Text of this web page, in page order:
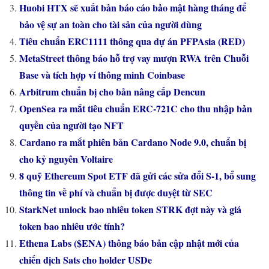
Huobi HTX sẽ xuất bản báo cáo bảo mật hàng tháng để
bảo vệ sự an toàn cho tài sản của người dùng
Tiêu chuẩn ERC1111 thông qua dự án PFPAsia (RED)
MetaStreet thông báo hỗ trợ vay mượn RWA trên Chuỗi
Base và tích hợp ví thông minh Coinbase
Arbitrum chuẩn bị cho bản nâng cấp Dencun
OpenSea ra mắt tiêu chuẩn ERC-721C cho thu nhập bản
quyền của người tạo NFT
Cardano ra mắt phiên bản Cardano Node 9.0, chuẩn bị
cho kỷ nguyên Voltaire
8 quỹ Ethereum Spot ETF đã gửi các sửa đổi S-1, bổ sung
thông tin về phí và chuẩn bị được duyệt từ SEC
StarkNet unlock bao nhiêu token STRK đợt này và giá
token bao nhiêu ước tính?
Ethena Labs ($ENA) thông báo bản cập nhật mới của
chiến dịch Sats cho holder USDe